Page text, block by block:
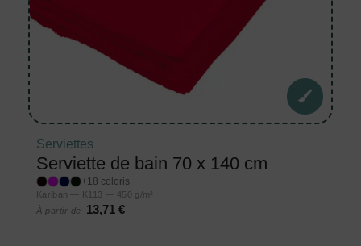
Serviettes
Serviette de bain 70 x 140 cm
+18 coloris
Kariban — K113 — 450 g/m²
À partir de
13,71 €